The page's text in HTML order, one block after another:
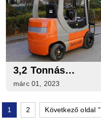
3,2 Tonnás
Elektromos
márc 01, 2023
1 2 Következő oldal "